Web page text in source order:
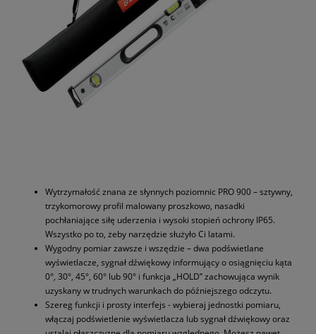
Wytrzymałość znana ze słynnych poziomnic PRO 900 – sztywny,
trzykomorowy profil malowany proszkowo, nasadki
pochłaniające siłę uderzenia i wysoki stopień ochrony IP65.
Wszystko po to, żeby narzędzie służyło Ci latami.
Wygodny pomiar zawsze i wszędzie – dwa podświetlane
wyświetlacze, sygnał dźwiękowy informujący o osiągnięciu kąta
0°, 30°, 45°, 60° lub 90° i funkcja „HOLD” zachowująca wynik
uzyskany w trudnych warunkach do późniejszego odczytu.
Szereg funkcji i prosty interfejs - wybieraj jednostki pomiaru,
włączaj podświetlenie wyświetlacza lub sygnał dźwiękowy oraz